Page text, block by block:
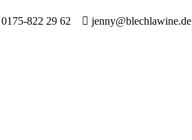
0175-822 29 62
jenny@blechlawine.de